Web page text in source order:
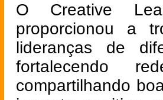
O Creative
proporcionou a
lideranças de
fortalecendo
compartilhando